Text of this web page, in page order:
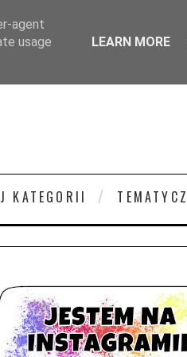
KATEGORII
agent
usage
LEARN MORE